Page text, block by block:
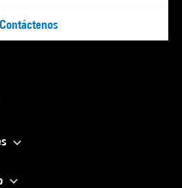
Contáctenos